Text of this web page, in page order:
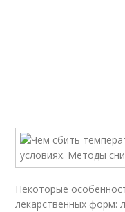
Некоторые
лекарственных форм: